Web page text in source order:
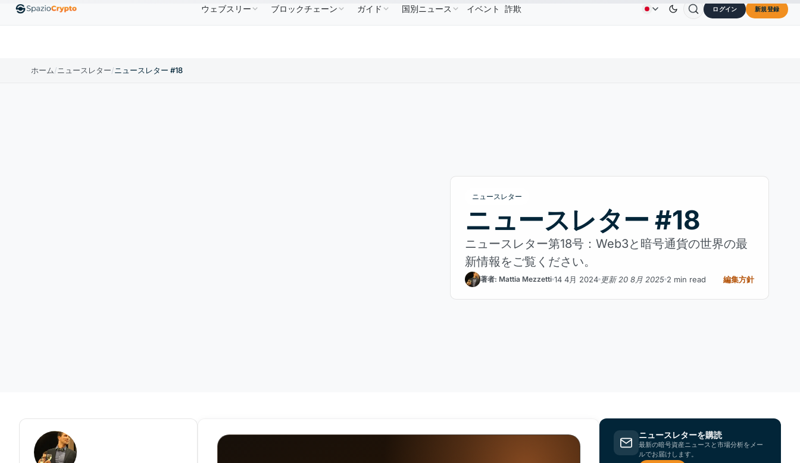
EthereumETH$1,880.58 BNBBNB $586.64 ↑2.10% USDCUSDC$0.9995↑0.00% XRPXRP$1.09 ↑2.30% Solana SOL $73.45 Dogecoin DOGE$0.0707↑2.40% CardanoADA
お問い合わせ 会社概要
ウェブスリー ブロックチェーン ガイド 国別ニュース イベント 詐欺 ログイン 新規登録
ホーム/ニュースレター/ニュースレター #18
ニュースレター
ニュースレター #18
ニュースレター第18号：Web3と暗号通貨の世界の最
新情報をご覧ください。
著者: Mattia Mezzetti 14 4月 2024 更新 20 8月 2025 2 min read 編集方針
ニュースレターを購読
最新の暗号資産ニュースと市場分析をメー
ルでお届けします。